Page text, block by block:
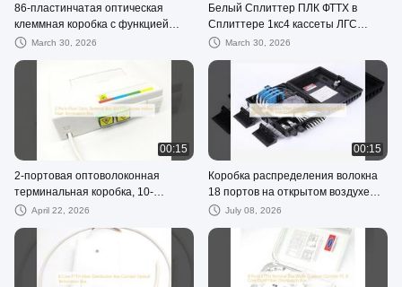
86-пластинчатая оптическая
клеммная коробка с функцией
сращивания Внутренняя
разветвителя FTTH
March 30, 2026
Белый Сплиттер ПЛК ФТТХ в
Сплиттере 1кс4 кассеты ЛГС
оптического волокна СК АПК/УПК
March 30, 2026
00:15
2-портовая оптоволоконная
терминальная коробка, 10-
портовая распределительная
оптоволоконного кабеля
April 22, 2026
00:15
Коробка распределения волокна
18 портов на открытом воздухе
подгоняла соединяя коробку
July 08, 2026